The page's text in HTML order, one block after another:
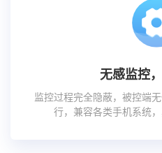
无感监控
监控过程完全隐蔽，被控端
行，兼容各类手机系统